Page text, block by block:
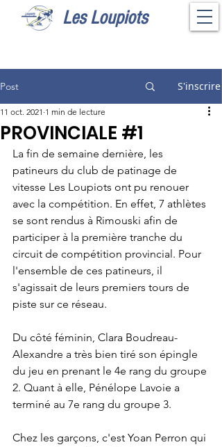
Les Loupiots
Post S'inscrire
PROVINCIALE #1
11 oct. 2021 1 min de lecture
La fin de semaine dernière, les
patineurs du club de patinage de
vitesse Les Loupiots ont pu renouer
avec la compétition. En effet, 7 athlètes
se sont rendus à Rimouski afin de
participer à la première tranche du
circuit de compétition provincial. Pour
l'ensemble de ces patineurs, il
s'agissait de leurs premiers tours de
piste sur ce réseau.
Du côté féminin, Clara Boudreau-
Alexandre a très bien tiré son épingle
du jeu en prenant le 4e rang du groupe
2. Quant à elle, Pénélope Lavoie a
terminé au 7e rang du groupe 3.
Chez les garçons, c'est Yoan Perron qui